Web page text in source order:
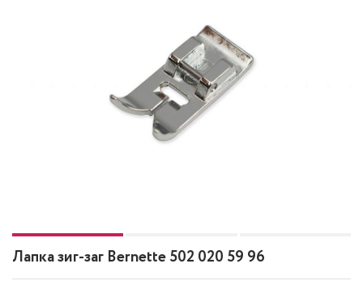
Лапка зиг-заг Bernette 502 020 59 96